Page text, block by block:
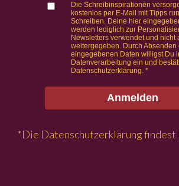
Die Schreibinspirationen
kostenlos per E-Mail mit Tipps
Schreiben. Deine hier
werden lediglich zur
Newsletters verwendet und nicht
weitergegeben. Durch Absenden
eingegebenen Daten willigst Du
Datenverarbeitung ein und
Datenschutzerklärung.
Anmelden
*Die Datenschutzerklärung findest